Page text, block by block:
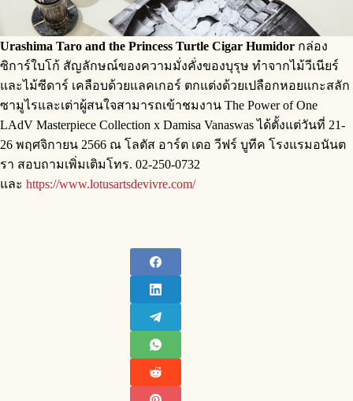
Urashima Taro and the Princess Turtle Cigar Humidor กล่อง
ซิการ์ใบโก้ สัญลักษณ์ของความมั่งคั่งของบุรุษ ทำจากไม้วีเนียร์
และไม้ซีดาร์ เคลือบด้วยแลคเกอร์ ตกแต่งด้วยเปลือกหอยแกะสลัก
ซามูไรและเต่าผู้สนใจสามารถเข้าชมงาน The Power of One
LAdV Masterpiece Collection x Damisa Vanaswas ได้ตั้งแต่วันที่ 21-
26 พฤศจิกายน 2566 ณ โลตัส อาร์ต เดอ วีฟร์ บูทีค โรงแรมอนันต
รา สอบถามเพิ่มเติมโทร. 02-250-0732
และ https://www.lotusartsdevivre.com/